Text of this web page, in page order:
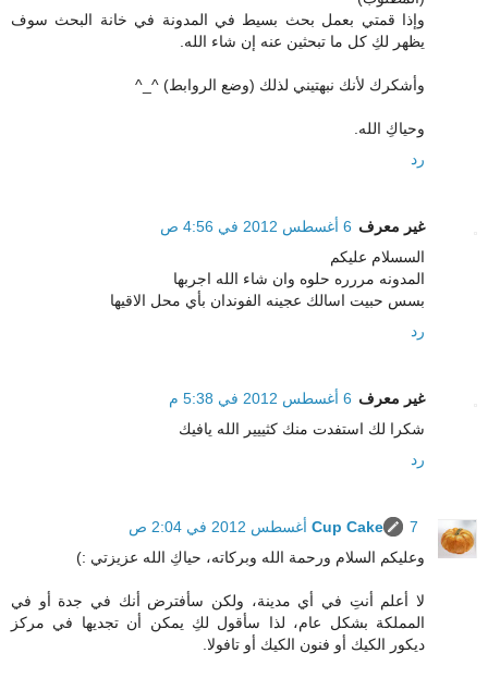
وإذا قمتي بعمل بحث بسيط في المدونة في خانة البحث سوف
يظهر لكِ كل ما تبحثين عنه إن شاء الله.
وأشكرك لأنك نبهتيني لذلك (وضع الروابط) ^_^
وحياكِ الله.
رد
غير معرف 6 أغسطس 2012 في 4:56 ص
السسلام عليكم
المدونه مررره حلوه وان شاء الله اجربها
بسس حبيت اسالك عجينه الفوندان بأي محل الاقيها
رد
غير معرف 6 أغسطس 2012 في 5:38 م
شكرا لك استفدت منك كثييير الله يافيك
رد
Cup Cake
7 أغسطس 2012 في 2:04 ص
وعليكم السلام ورحمة الله وبركاته، حياكِ الله عزيزتي :)
لا أعلم أنتِ في أي مدينة، ولكن سأفترض أنك في جدة أو في
المملكة بشكل عام، لذا سأقول لكِ يمكن أن تجديها في مركز
ديكور الكيك أو فنون الكيك أو تافولا.